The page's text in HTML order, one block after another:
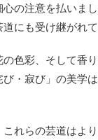
の注意を払いま
にも受け継がれて
色彩、そして香
び・寂び」の美学
れらの芸道はよ